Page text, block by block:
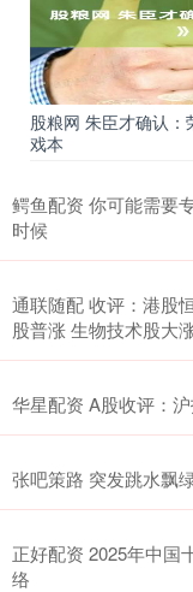
股粮网 朱臣才确认
戏本
鳄鱼配资 你可能需要
时候
通联随配 收评：港股
股普涨 生物技术股大
华星配资 A股收评：
张吧策路 突发跳水飘
正好配资 2025年中国
络